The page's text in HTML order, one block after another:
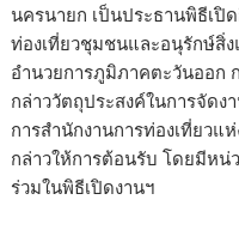
นครนายก เป็นประธานพิธีเปิ
ท่องเที่ยวชุมชนและอนุรักษ์สิ่
อำนวยการภูมิภาคตะวันออก
กล่าววัตถุประสงค์ในการจัด
การสำนักงานการท่องเที่ยวแ
กล่าวให้การต้อนรับ โดยมีหน่
ร่วมในพิธีเปิดงานฯ